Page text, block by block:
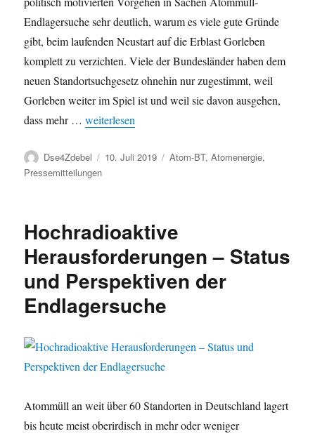
Endlagersuche sehr deutlich, warum es viele gute Gründe
gibt, beim laufenden Neustart auf die Erblast Gorleben
komplett zu verzichten. Viele der Bundesländer haben dem
neuen Standortsuchgesetz ohnehin nur zugestimmt, weil
Gorleben weiter im Spiel ist und weil sie davon ausgehen,
dass mehr …„Kontaminierte Endlagersuche: Gorleben muss
weiterlesen
Autor
Dse4Zdebel
Veröffentlicht
10. Juli 2019 Kategorien
Atom-BT,Atomenergie,
Pressemitteilungen
Hochradioaktive
Herausforderungen – Status
und Perspektiven der
Endlagersuche
Atommüll an weit über 60 Standorten in Deutschland lagert
bis heute meist oberirdisch in mehr oder weniger